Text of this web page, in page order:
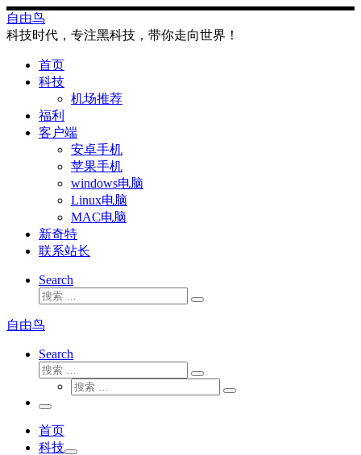
Skip
to
content
自由鸟
科技时代，专注黑科技，带你走向世界！
首页
科技
机场推荐
福利
客户端
安卓手机
苹果手机
windows电脑
Linux电脑
MAC电脑
新奇特
联系站长
Search
搜
搜
自由鸟
Search
搜
搜
索
搜
搜
主
菜
单
首页
科技